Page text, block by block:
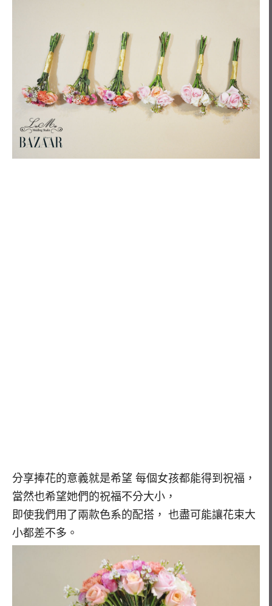
分享捧花的意義就是希望 每個女孩都能得到祝福，
當然也希望她們的祝福不分大小，
即使我們用了兩款色系的配搭， 也盡可能讓花束大
小都差不多。